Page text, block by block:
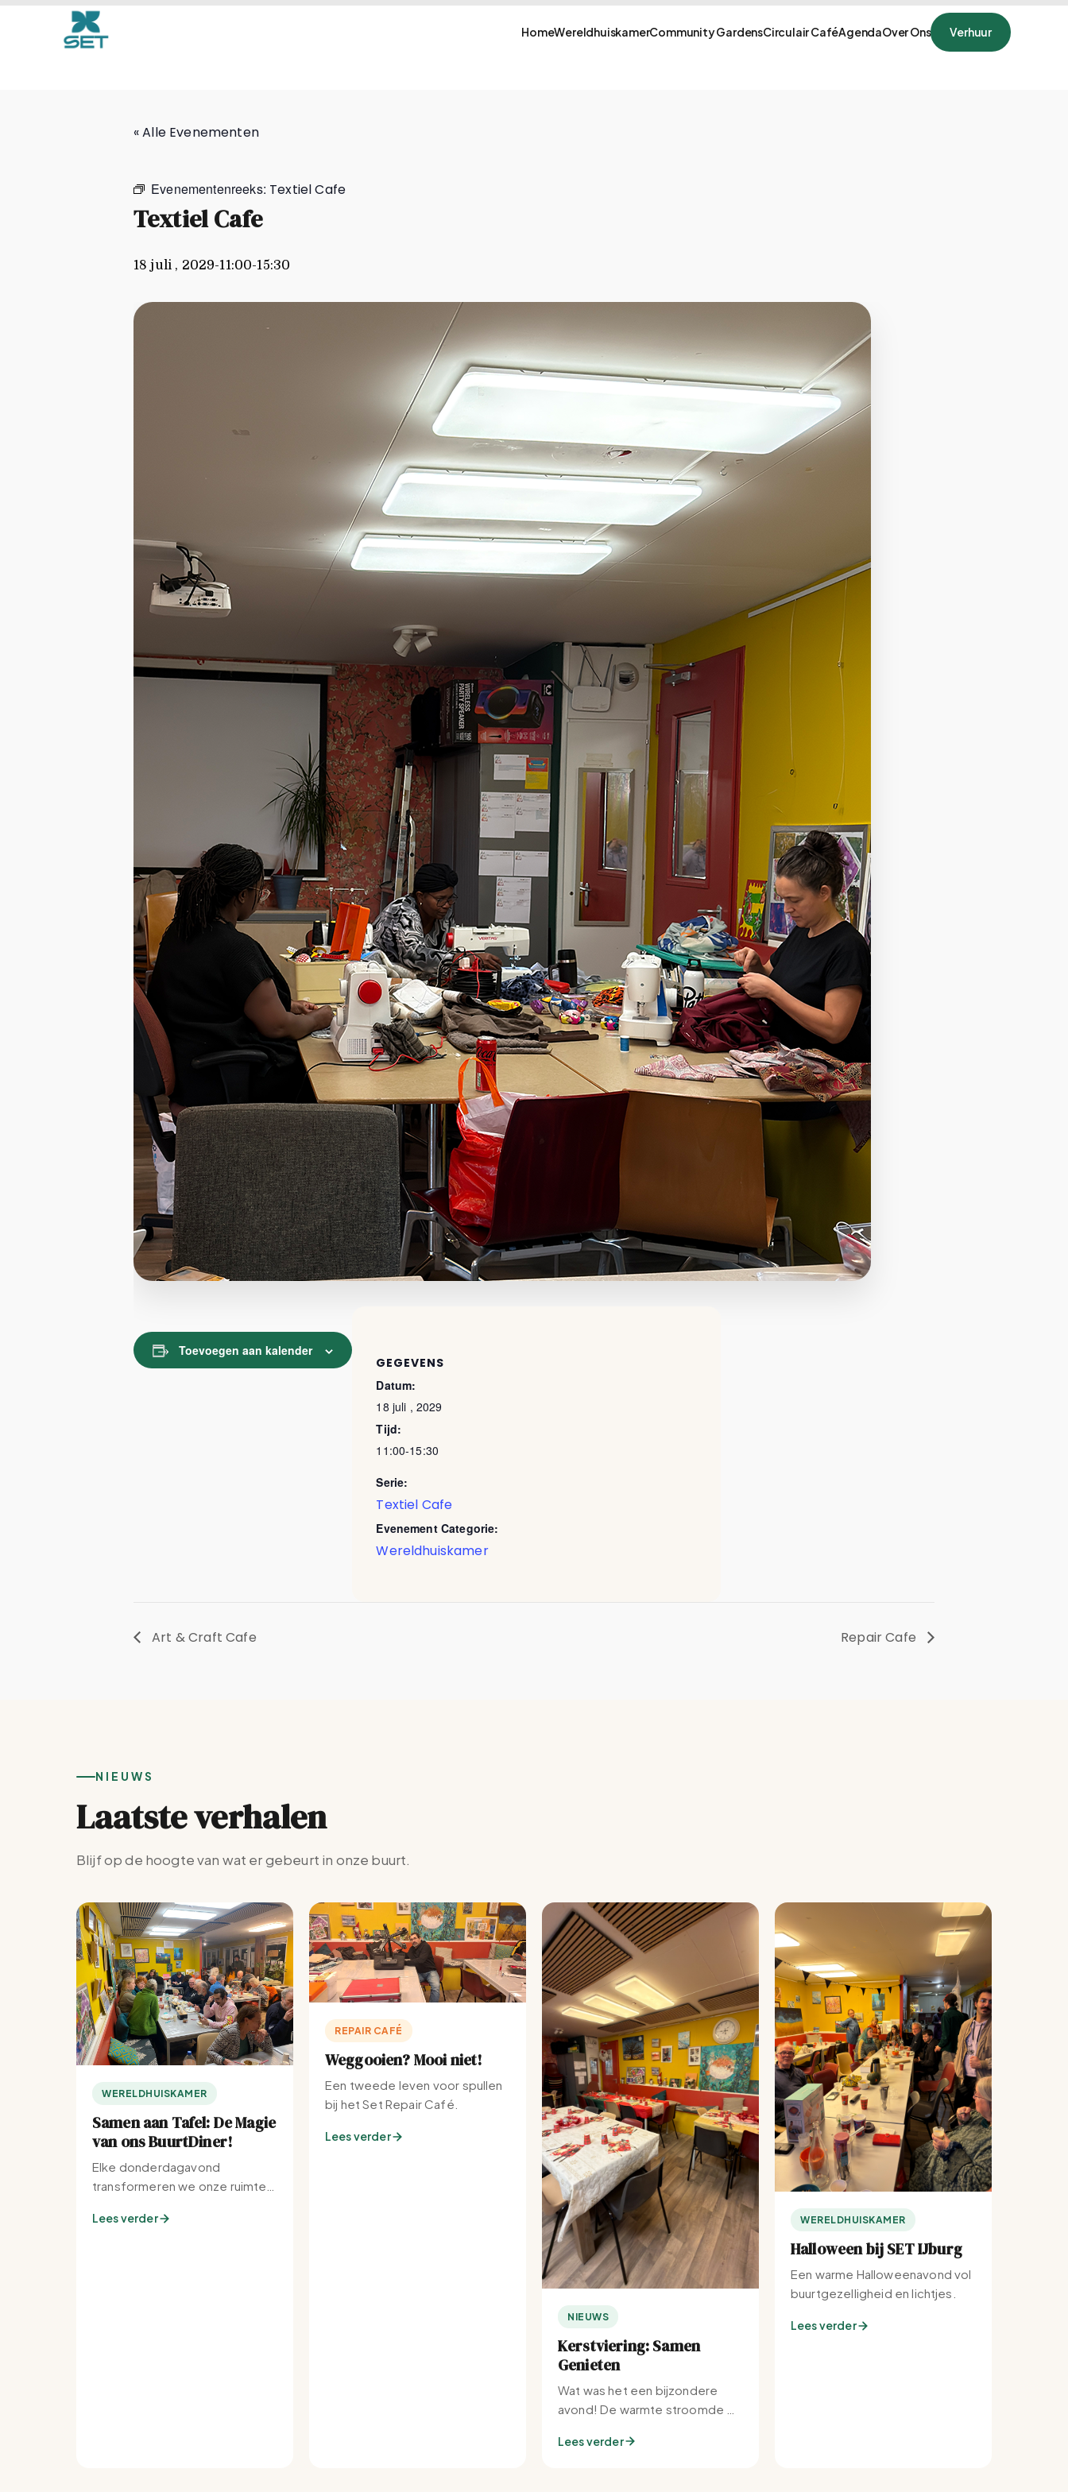
HomeWereldhuiskamerCommunity GardensCirculair CaféAgendaOver Ons Verhuur
Textiel Cafe
« Alle Evenementen
Evenementenreeks: Textiel Cafe
Textiel Cafe
18 juli , 2029-11:00-15:30
Toevoegen aan kalender
GEGEVENS
Datum:
18 juli , 2029
Tijd:
11:00-15:30
Serie:
Textiel Cafe
Evenement Categorie:
Wereldhuiskamer
Art & Craft Cafe Repair Cafe
NIEUWS
Laatste verhalen
Blijf op de hoogte van wat er gebeurt in onze buurt.
WERELDHUISKAMER
Samen aan Tafel: De Magie
van ons BuurtDiner!
Elke donderdagavond
transformeren we onze ruimte
buurt.
Lees verder
REPAIR CAFÉ
Weggooien? Mooi niet!
Een tweede leven voor spullen
bij het Set Repair Café.
Lees verder
NIEUWS
Kerstviering: Samen
Genieten
Wat was het een bijzondere
avond! De warmte stroomde bij
Lees verder
WERELDHUISKAMER
Halloween bij SET IJburg
Een warme Halloweenavond vol
buurtgezelligheid en lichtjes.
Lees verder